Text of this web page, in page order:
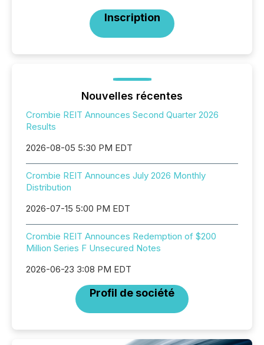
Inscription
Nouvelles récentes
Crombie REIT Announces Second Quarter 2026
Results
2026-08-05 5:30 PM EDT
Crombie REIT Announces July 2026 Monthly
Distribution
2026-07-15 5:00 PM EDT
Crombie REIT Announces Redemption of $200
Million Series F Unsecured Notes
2026-06-23 3:08 PM EDT
Profil de société